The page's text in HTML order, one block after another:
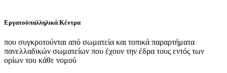
Εργατοϋπαλληλικά Κέντρα
που συγκροτούνται από σωματεία και τοπικά παραρτήματα
πανελλαδικών σωματείων που έχουν την έδρα τους εντός των
ορίων του κάθε νομού